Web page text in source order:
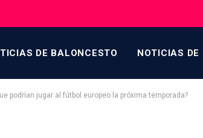
DE BALONCESTO NOTICIAS DE
podrían jugar al fútbol europeo la próxima temporada?